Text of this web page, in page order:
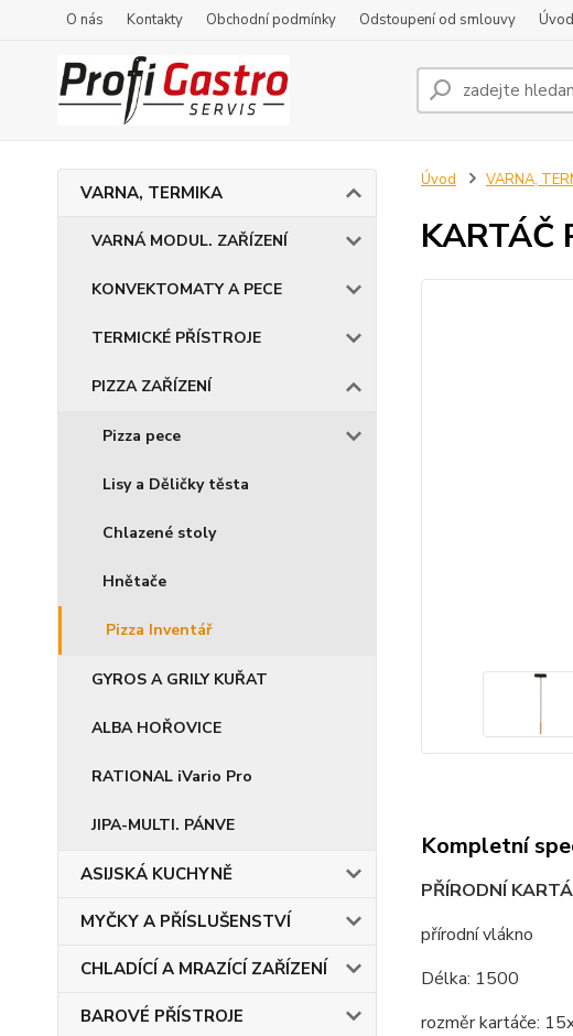
O nás Kontakty Obchodní podmínky Odstoupení od smlouvy Úvod
VARNA, TERMIKA
VARNÁ MODUL. ZAŘÍZENÍ
KONVEKTOMATY A PECE
TERMICKÉ PŘÍSTROJE
PIZZA ZAŘÍZENÍ
Pizza pece
Lisy a Děličky těsta
Chlazené stoly
Hnětače
Pizza Inventář
GYROS A GRILY KUŘAT
ALBA HOŘOVICE
RATIONAL iVario Pro
JIPA-MULTI. PÁNVE
ASIJSKÁ KUCHYNĚ
MYČKY A PŘÍSLUŠENSTVÍ
CHLADÍCÍ A MRAZÍCÍ ZAŘÍZENÍ
BAROVÉ PŘÍSTROJE
Úvod VARNA,
KARTÁČ
Kompletní
PŘÍRODNÍ
přírodní vlákno
Délka: 1500
rozměr kartáče: